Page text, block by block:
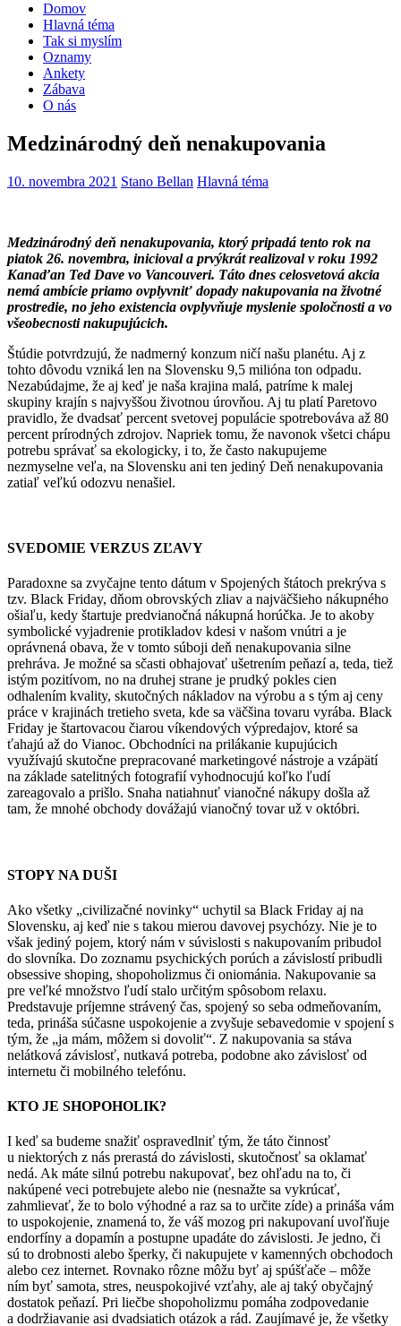
Domov
Hlavná téma
Tak si myslím
Oznamy
Ankety
Zábava
O nás
Medzinárodný deň nenakupovania
10. novembra 2021 Stano Bellan Hlavná téma
Medzinárodný deň nenakupovania, ktorý pripadá tento rok na
piatok 26. novembra, inicioval a prvýkrát realizoval v roku 1992
Kanaďan Ted Dave vo Vancouveri. Táto dnes celosvetová akcia
nemá ambície priamo ovplyvniť dopady nakupovania na životné
prostredie, no jeho existencia ovplyvňuje myslenie spoločnosti a vo
všeobecnosti nakupujúcich.
Štúdie potvrdzujú, že nadmerný konzum ničí našu planétu. Aj z
tohto dôvodu vzniká len na Slovensku 9,5 milióna ton odpadu.
Nezabúdajme, že aj keď je naša krajina malá, patríme k malej
skupiny krajín s najvyššou životnou úrovňou. Aj tu platí Paretovo
pravidlo, že dvadsať percent svetovej populácie spotrebováva až 80
percent prírodných zdrojov. Napriek tomu, že navonok všetci chápu
potrebu správať sa ekologicky, i to, že často nakupujeme
nezmyselne veľa, na Slovensku ani ten jediný Deň nenakupovania
zatiaľ veľkú odozvu nenašiel.
SVEDOMIE VERZUS ZĽAVY
Paradoxne sa zvyčajne tento dátum v Spojených štátoch prekrýva s
tzv. Black Friday, dňom obrovských zliav a najväčšieho nákupného
ošiaľu, kedy štartuje predvianočná nákupná horúčka. Je to akoby
symbolické vyjadrenie protikladov kdesi v našom vnútri a je
oprávnená obava, že v tomto súboji deň nenakupovania silne
prehráva. Je možné sa sčasti obhajovať ušetrením peňazí a, teda, tiež
istým pozitívom, no na druhej strane je prudký pokles cien
odhalením kvality, skutočných nákladov na výrobu a s tým aj ceny
práce v krajinách tretieho sveta, kde sa väčšina tovaru vyrába. Black
Friday je štartovacou čiarou víkendových výpredajov, ktoré sa
ťahajú až do Vianoc. Obchodníci na prilákanie kupujúcich
využívajú skutočne prepracované marketingové nástroje a vzápätí
na základe satelitných fotografií vyhodnocujú koľko ľudí
zareagovalo a prišlo. Snaha natiahnuť vianočné nákupy došla až
tam, že mnohé obchody dovážajú vianočný tovar už v októbri.
STOPY NA DUŠI
Ako všetky „civilizačné novinky“ uchytil sa Black Friday aj na
Slovensku, aj keď nie s takou mierou davovej psychózy. Nie je to
však jediný pojem, ktorý nám v súvislosti s nakupovaním pribudol
do slovníka. Do zoznamu psychických porúch a závislostí pribudli
obsessive shoping, shopoholizmus či oniománia. Nakupovanie sa
pre veľké množstvo ľudí stalo určitým spôsobom relaxu.
Predstavuje príjemne strávený čas, spojený so seba odmeňovaním,
teda, prináša súčasne uspokojenie a zvyšuje sebavedomie v spojení s
tým, že „ja mám, môžem si dovoliť“. Z nakupovania sa stáva
nelátková závislosť, nutkavá potreba, podobne ako závislosť od
internetu či mobilného telefónu.
KTO JE SHOPOHOLIK?
I keď sa budeme snažiť ospravedlniť tým, že táto činnosť
u niektorých z nás prerastá do závislosti, skutočnosť sa oklamať
nedá. Ak máte silnú potrebu nakupovať, bez ohľadu na to, či
nakúpené veci potrebujete alebo nie (nesnažte sa vykrúcať,
zahmlievať, že to bolo výhodné a raz sa to určite zíde) a prináša vám
to uspokojenie, znamená to, že váš mozog pri nakupovaní uvoľňuje
endorfíny a dopamín a postupne upadáte do závislosti. Je jedno, či
sú to drobnosti alebo šperky, či nakupujete v kamenných obchodoch
alebo cez internet. Rovnako rôzne môžu byť aj spúšťače – môže
ním byť samota, stres, neuspokojivé vzťahy, ale aj taký obyčajný
dostatok peňazí. Pri liečbe shopoholizmu pomáha zodpovedanie
a dodržiavanie asi dvadsiatich otázok a rád. Zaujímavé je, že všetky